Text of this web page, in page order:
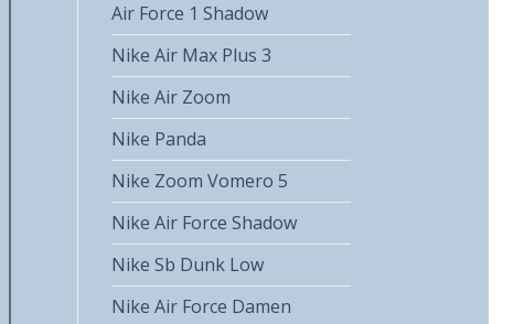
Air Force 1 Shadow
Nike Air Max Plus 3
Nike Air Zoom
Nike Panda
Nike Zoom Vomero 5
Nike Air Force Shadow
Nike Sb Dunk Low
Nike Air Force Damen